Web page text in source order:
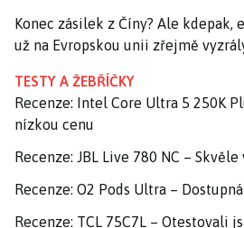
Konec zásilek z Číny? Ale kdepak,
už na Evropskou unii zřejmě
TESTY A ŽEBŘÍČKY
Recenze: Intel Core Ultra 5 250K
nízkou cenu
Recenze: JBL Live 780 NC –
Recenze: O2 Pods Ultra –
Recenze: TCL 75C7L – Otestovali